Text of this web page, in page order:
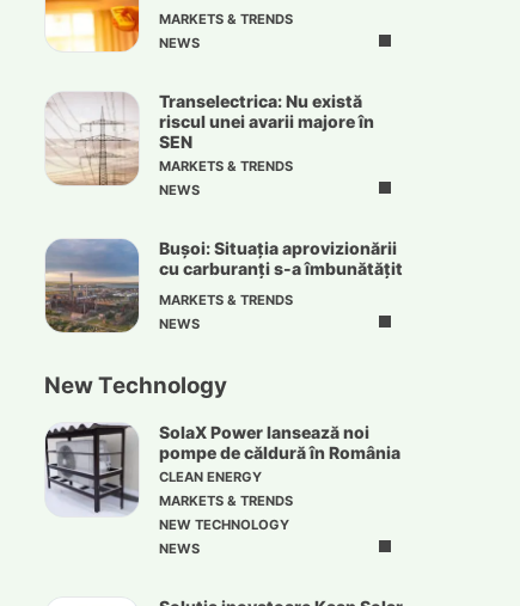
MARKETS & TRENDS
NEWS
Transelectrica: Nu există
riscul unei avarii majore în
SEN
MARKETS & TRENDS
NEWS
Bușoi: Situația aprovizionării
cu carburanți s-a îmbunătățit
MARKETS & TRENDS
NEWS
New Technology
SolaX Power lansează noi
pompe de căldură în România
CLEAN ENERGY
MARKETS & TRENDS
NEW TECHNOLOGY
NEWS